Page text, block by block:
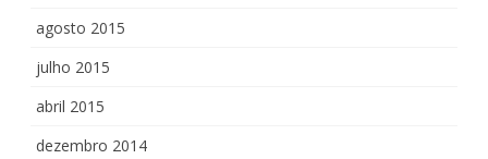
agosto 2015
julho 2015
abril 2015
dezembro 2014